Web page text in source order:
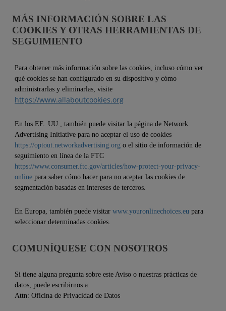
MÁS INFORMACIÓN SOBRE LAS
COOKIES Y OTRAS HERRAMIENTAS DE
SEGUIMIENTO
Para obtener más información sobre las cookies, incluso cómo ver
qué cookies se han configurado en su dispositivo y cómo
administrarlas y eliminarlas, visite
https://www.allaboutcookies.org
En los EE. UU., también puede visitar la página de Network
Advertising Initiative para no aceptar el uso de cookies
https://optout.networkadvertising.org o el sitio de información de
seguimiento en línea de la FTC
https://www.consumer.ftc.gov/articles/how-protect-your-privacy-
online para saber cómo hacer para no aceptar las cookies de
segmentación basadas en intereses de terceros.
En Europa, también puede visitar www.youronlinechoices.eu para
seleccionar determinadas cookies.
COMUNÍQUESE CON NOSOTROS
Si tiene alguna pregunta sobre este Aviso o nuestras prácticas de
datos, puede escribirnos a:
Attn: Oficina de Privacidad de Datos